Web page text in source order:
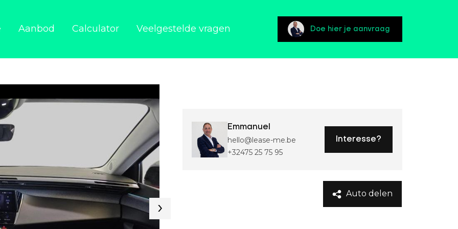
Aanbod Calculator Veelgestelde vragen Doe hier je aanvraag
Emmanuel
hello@lease-me.be
+32475 25 75 95
Interesse?
Auto delen